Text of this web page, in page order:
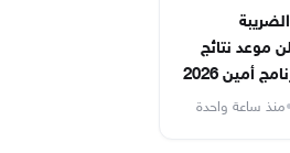
موعد نتائج
أمين 2026
منذ ساعة واحدة